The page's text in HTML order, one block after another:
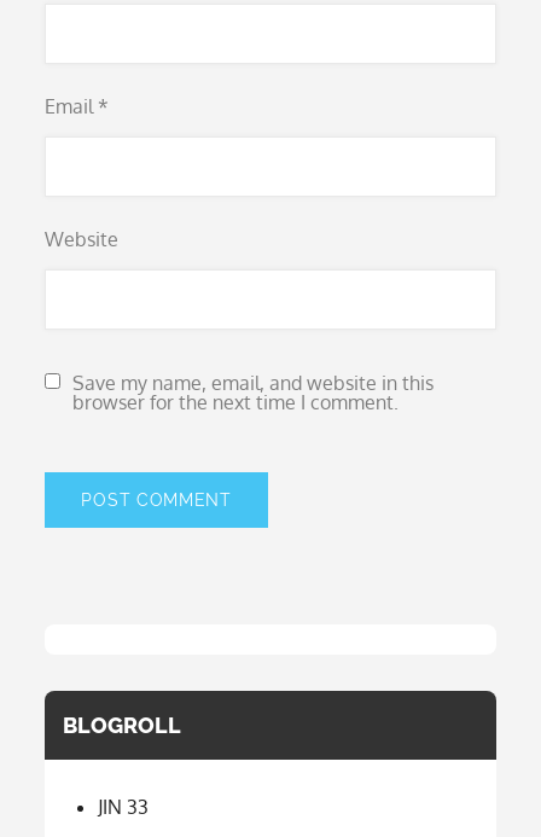
Email *
Website
Save my name, email, and website in this
browser for the next time I comment.
BLOGROLL
JIN 33